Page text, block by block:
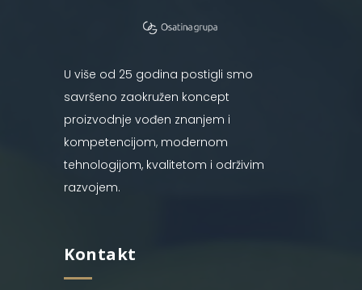
U više od 25 godina postigli smo
savršeno zaokružen koncept
proizvodnje vođen znanjem i
kompetencijom, modernom
tehnologijom, kvalitetom i održivim
razvojem.
Kontakt